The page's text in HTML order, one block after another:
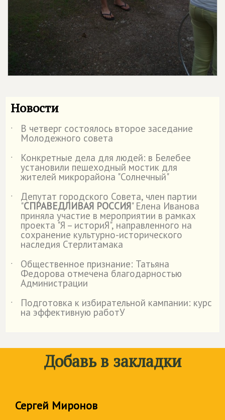
Новости
˙ В четверг состоялось второе заседание
Молодежного совета
˙
Конкретные дела для людей: в Белебее
установили пешеходный мостик для
жителей микрорайона "Солнечный"
˙
Депутат городского Совета, член партии
"СПРАВЕДЛИВАЯ РОССИЯ" Елена Иванова
приняла участие в мероприятии в рамках
проекта "Я – историЯ", направленного на
сохранение культурно-исторического
наследия Стерлитамака
˙
Общественное признание: Татьяна
Федорова отмечена благодарностью
Администрации
˙
Подготовка к избирательной кампании: курс
на эффективную работУ
Добавь в закладки
Сергей Миронов